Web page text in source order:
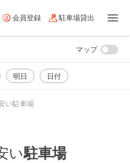
会員登録 駐車場貸出
明日 日付
マップ
い駐車場
い駐車場